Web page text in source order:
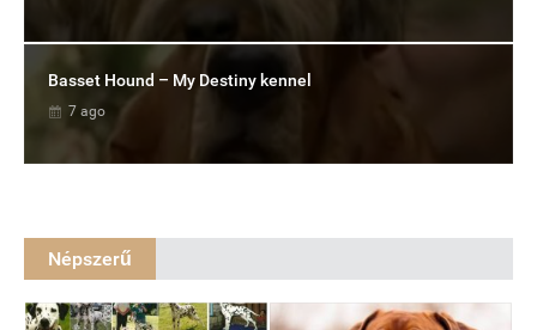
Basset Hound – My Destiny kennel
7 ago
Népszerű